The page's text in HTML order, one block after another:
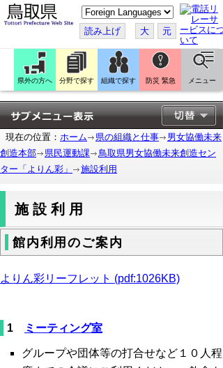
こ
の
ペ
ー
ジ
翻
訳
す
る
読み上げ 大 元
県外の方へ 分野で探す 組織で探す 防災 緊急 メニュー
現在の位置： ホーム 県の組織と仕事
男女協働未来
創造本部
県民運動課
鳥取県男女協働未来創造セン
ター「よりん彩」
施設利用
施設利用
館内利用のご案内
よりん彩リーフレット (pdf:1026KB)
1 ミーティング室
グループや団体等の打合せなど１０人程